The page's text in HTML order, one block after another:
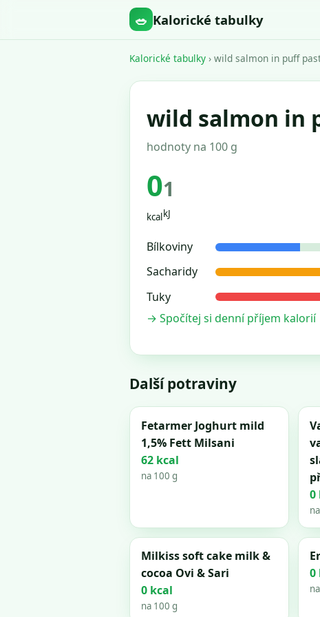
🥗 Kalorické tabulky
Kalorické tabulky › wild salmon in puff
wild salmon in
hodnoty na 100 g
0
kcal
1
kJ
Bílkoviny
Sacharidy
Tuky
→ Spočítej si denní příjem kalorií
Další potraviny
Fetarmer Joghurt mild
1,5% Fett Milsani
62 kcal
na 100 g
0
Milkiss soft cake milk &
cocoa Ovi & Sari
0 kcal
na 100 g
0